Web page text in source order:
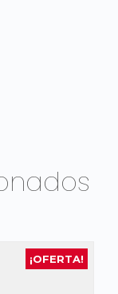
¡OFERTA!